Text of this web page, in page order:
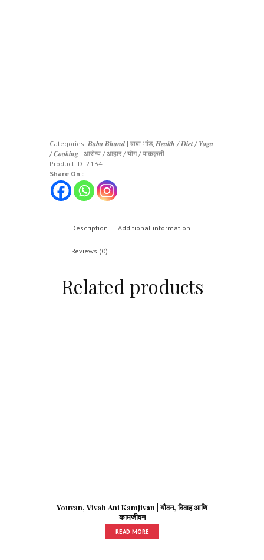
Categories: 𝑩𝒂𝒃𝒂 𝑩𝒉𝒂𝒏𝒅 | बाबा भांड, 𝑯𝒆𝒂𝒍𝒕𝒉 / 𝑫𝒊𝒆𝒕 / 𝒀𝒐𝒈𝒂
/ 𝑪𝒐𝒐𝒌𝒊𝒏𝒈 | आरोग्य / आहार / योग / पाककृती
Product ID: 2134
Share On :
Description Additional information
Reviews (0)
Related products
Youvan, Vivah Ani Kamjivan | यौवन, विवाह आणि
कामजीवन
READ MORE